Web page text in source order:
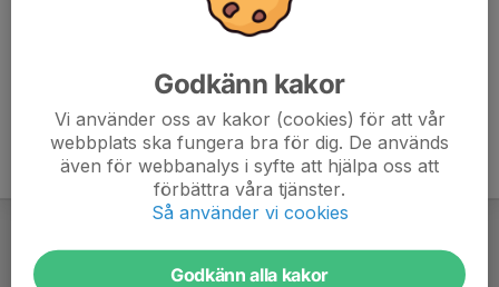
Godkänn kakor
Vi använder oss av kakor (cookies) för att vår
webbplats ska fungera bra för dig. De används
även för webbanalys i syfte att hjälpa oss att
förbättra våra tjänster.
Så använder vi cookies
Godkänn alla kakor